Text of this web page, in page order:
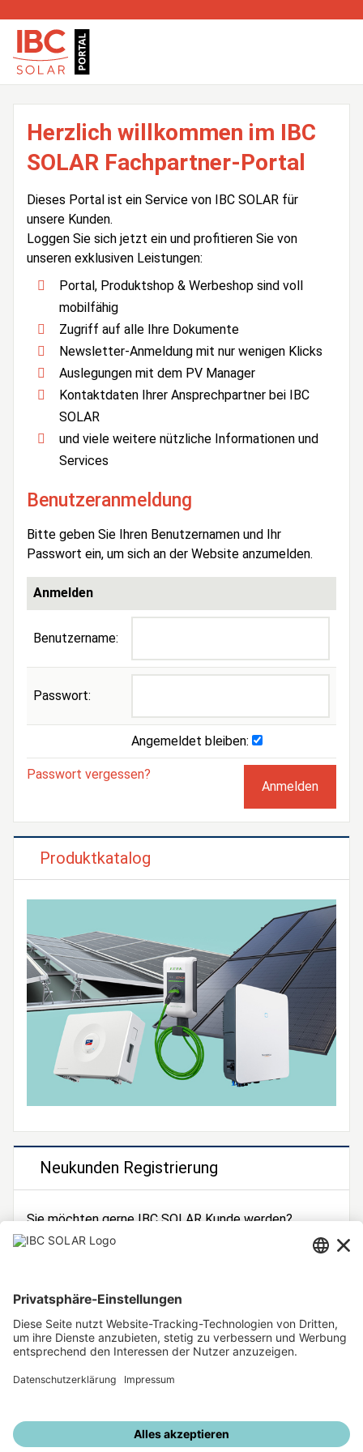
Herzlich willkommen im IBC
SOLAR Fachpartner-Portal
Dieses Portal ist ein Service von IBC SOLAR für
unsere Kunden.
Loggen Sie sich jetzt ein und profitieren Sie von
unseren exklusiven Leistungen:
Portal, Produktshop & Werbeshop sind voll
mobilfähig
Zugriff auf alle Ihre Dokumente
Newsletter-Anmeldung mit nur wenigen Klicks
Auslegungen mit dem PV Manager
Kontaktdaten Ihrer Ansprechpartner bei IBC
SOLAR
und viele weitere nützliche Informationen und
Services
Benutzeranmeldung
Bitte geben Sie Ihren Benutzernamen und Ihr
Passwort ein, um sich an der Website anzumelden.
Anmelden
Benutzername:
Passwort:
Angemeldet bleiben:
Passwort vergessen?
Produktkatalog
Neukunden Registrierung
Sie möchten gerne IBC SOLAR Kunde werden?
Dann registrieren Sie sich jetzt!
Unsere weiteren Angebote
IBC SOLAR Webseite